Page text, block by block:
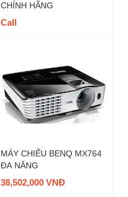
CHÍNH HÃNG
Call
MÁY CHIẾU BENQ MX764
ĐA NĂNG
38,502,000 VNĐ